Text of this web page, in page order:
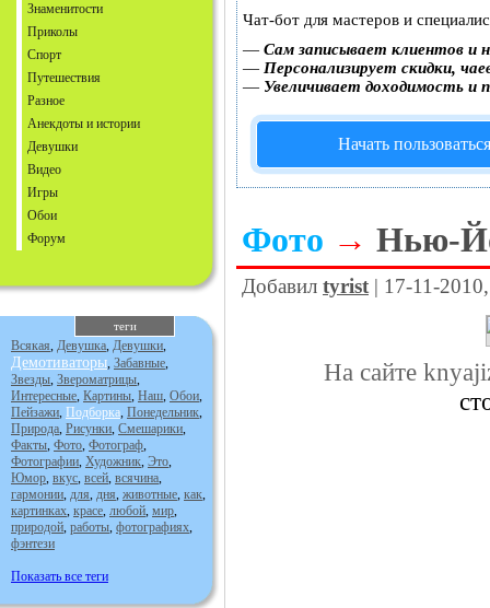
Знаменитости
Приколы
Спорт
Путешествия
Разное
Анекдоты и истории
Девушки
Видео
Игры
Обои
Форум
теги
Всякая, Девушка, Девушки,
Демотиваторы, Забавные,
Звезды, Звероматрицы,
Интересные, Картины, Наш, Обои,
Пейзажи, Подборка, Понедельник,
Природа, Рисунки, Смешарики,
Факты, Фото, Фотограф,
Фотографии, Художник, Это,
Юмор, вкус, всей, всячина,
гармонии, для, дня, животные, как,
картинках, красе, любой, мир,
природой, работы, фотографиях,
фэнтези
Показать все теги
Чат-бот для мастеров и
— Сам записывает клиентов и
— Персонализирует скидки,
— Увеличивает доходимость и
Начать
Фото → Нью-
Добавил tyrist | 17-11-
На сайте